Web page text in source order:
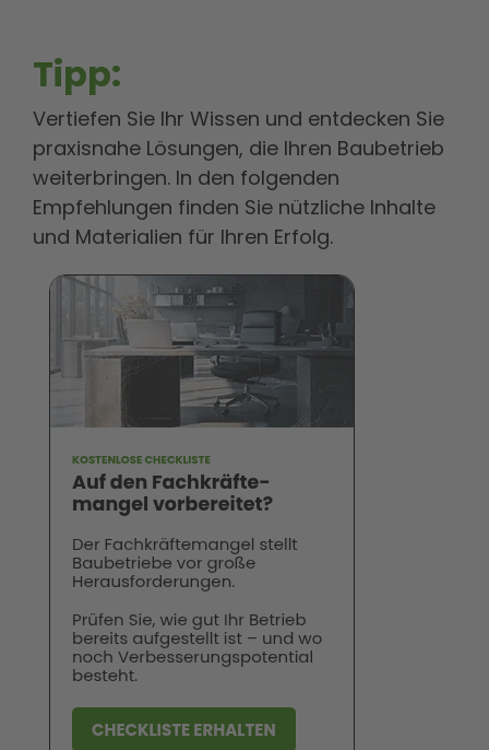
Tipp:
Vertiefen Sie Ihr Wissen und entdecken Sie
praxisnahe Lösungen, die Ihren Baubetrieb
weiterbringen. In den folgenden
Empfehlungen finden Sie nützliche Inhalte
und Materialien für Ihren Erfolg.